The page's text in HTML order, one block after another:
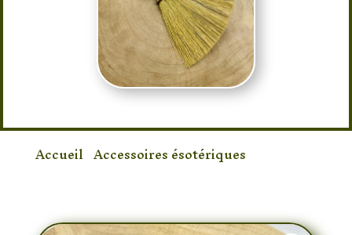
Accueil Accessoires ésotériques